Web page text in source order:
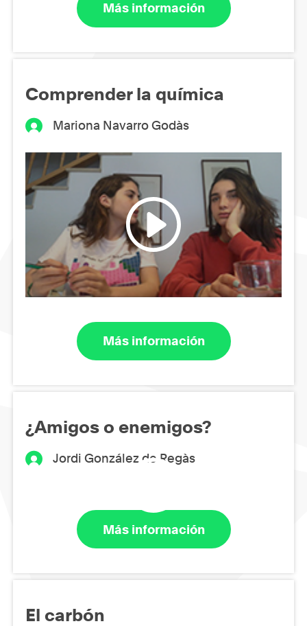
Más información
Comprender la química
Mariona Navarro Godàs
Más información
¿Amigos o enemigos?
Jordi González de Regàs
Más información
El carbón